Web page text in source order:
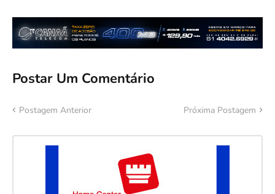
Postar Um Comentário
Postagem Anterior Próxima Postagem